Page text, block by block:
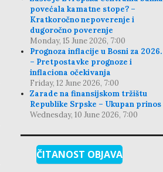
povećala kamatne stope? –
Kratkoročno nepoverenje i
dugoročno poverenje
Monday, 15 June 2026, 7:00
Prognoza inflacije u Bosni za 2026.
– Pretpostavke prognoze i
inflaciona očekivanja
Friday, 12 June 2026, 7:00
Zarade na finansijskom tržištu
Republike Srpske – Ukupan prinos
Wednesday, 10 June 2026, 7:00
ČITANOST OBJAVA